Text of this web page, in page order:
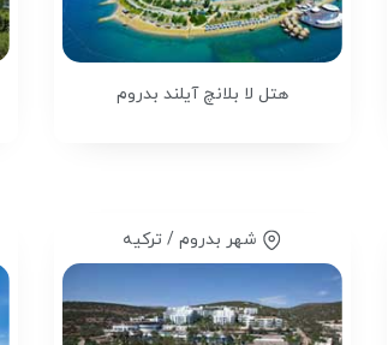
هتل لا بلانچ آیلند بدروم
شهر بدروم / ترکیه